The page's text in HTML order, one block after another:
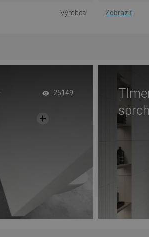
Výrobca Zobraziť
25149